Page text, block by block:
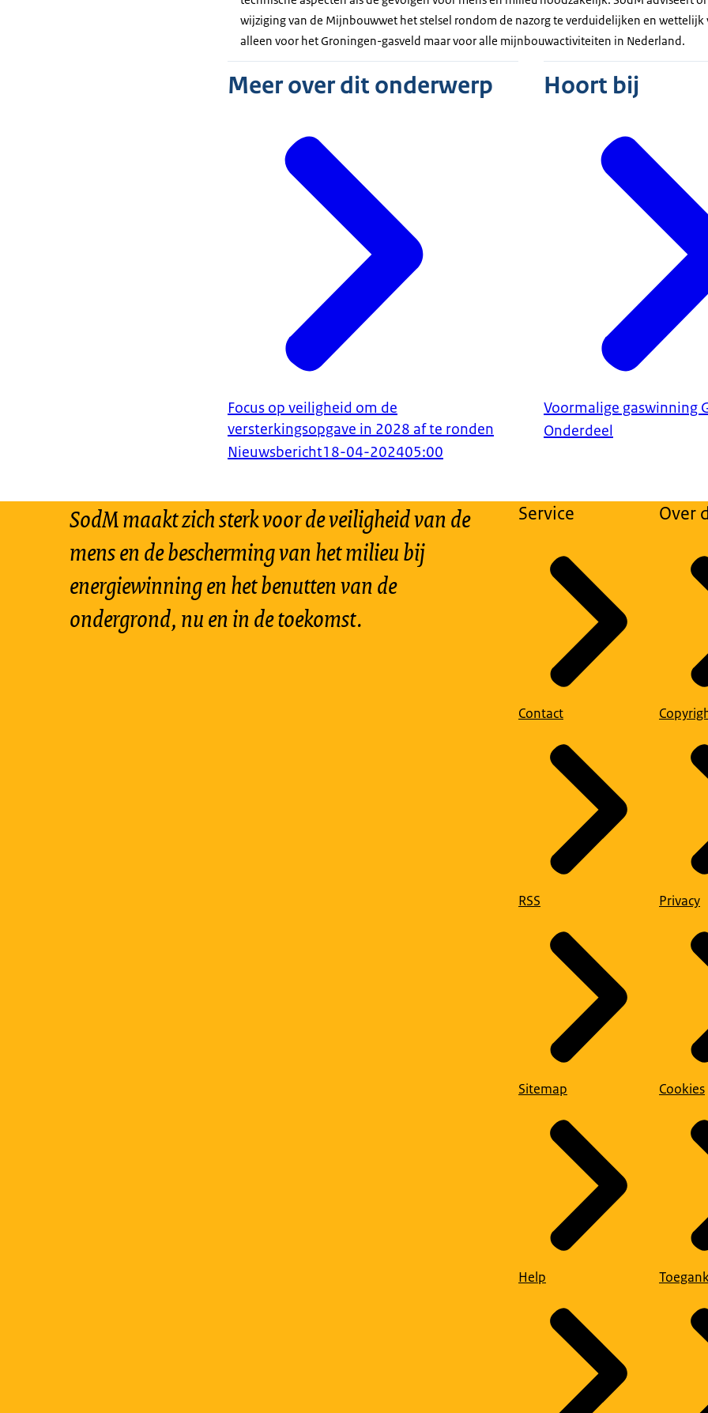
wijziging van de Mijnbouwwet het stelsel rondom de nazorg te verduidelijken en wettelijk
alleen voor het Groningen-gasveld maar voor alle mijnbouwactiviteiten in Nederland.
Meer over dit onderwerp
Focus op veiligheid om de
versterkingsopgave in 2028 af te ronden
Nieuwsbericht18-04-202405:00
Hoort bij
Voormalige gaswinning
Onderdeel
SodM maakt zich sterk voor de veiligheid van de
mens en de bescherming van het milieu bij
energiewinning en het benutten van de
ondergrond, nu en in de toekomst.
Service
Contact
RSS
Sitemap
Help
Over
Privacy
Cookies